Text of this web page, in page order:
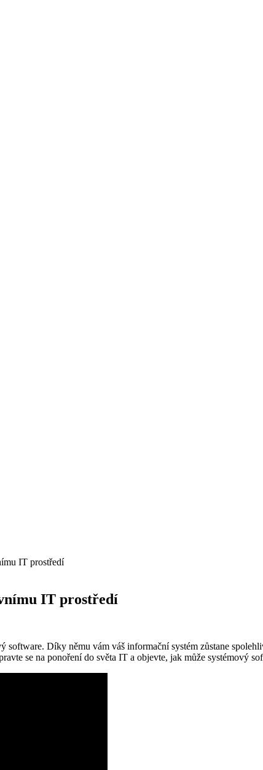
IT prostředí
IT prostředí
Díky němu vám váš informační systém zůstane
se na ponoření do světa IT a objevte, jak může systémový